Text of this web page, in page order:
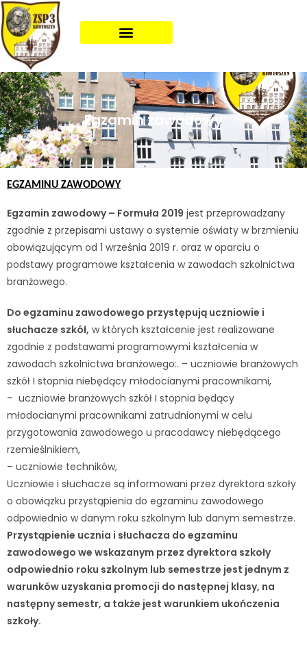
Egzamin zawodowy
EGZAMINU ZAWODOWY
Egzamin zawodowy – Formuła 2019 jest przeprowadzany
zgodnie z przepisami ustawy o systemie oświaty w brzmieniu
obowiązującym od 1 września 2019 r. oraz w oparciu o
podstawy programowe kształcenia w zawodach szkolnictwa
branżowego.
Do egzaminu zawodowego przystępują uczniowie i
słuchacze szkół, w których kształcenie jest realizowane
zgodnie z podstawami programowymi kształcenia w
zawodach szkolnictwa branżowego:. – uczniowie branżowych
szkół I stopnia niebędący młodocianymi pracownikami,
– uczniowie branżowych szkół I stopnia będący
młodocianymi pracownikami zatrudnionymi w celu
przygotowania zawodowego u pracodawcy niebędącego
rzemieślnikiem,
– uczniowie techników,
Uczniowie i słuchacze są informowani przez dyrektora szkoły
o obowiązku przystąpienia do egzaminu zawodowego
odpowiednio w danym roku szkolnym lub danym semestrze.
Przystąpienie ucznia i słuchacza do egzaminu
zawodowego we wskazanym przez dyrektora szkoły
odpowiednio roku szkolnym lub semestrze jest jednym z
warunków uzyskania promocji do następnej klasy, na
następny semestr, a także jest warunkiem ukończenia
szkoły.